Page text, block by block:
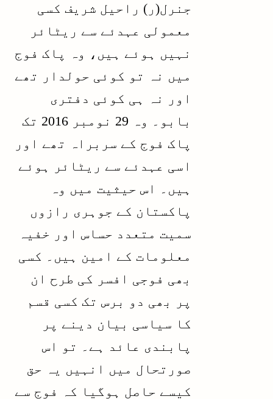
جنرل(ر) راحیل شریف کسی
معمولی عہدئے سے ریٹائر
نہیں ہوئے ہیں، وہ پاک فوج
میں نہ تو کوئی حولدار تھے
اور نہ ہی کوئی دفتری
بابو۔ وہ 29 نومبر 2016 تک
پاک فوج کے سربراہ تھے اور
اسی عہدئے سے ریٹائر ہوئے
ہیں۔ اس حیثیت میں وہ
پاکستان کے جوہری رازوں
سمیت متعدد حساس اور خفیہ
معلومات کے امین ہیں۔ کسی
بھی فوجی افسر کی طرح ان
پر بھی دو برس تک کسی قسم
کا سیاسی بیان دینے پر
پابندی عائد ہے۔ تو اس
صورتحال میں انہیں یہ حق
کیسے حاصل ہوگیا کہ فوج سے